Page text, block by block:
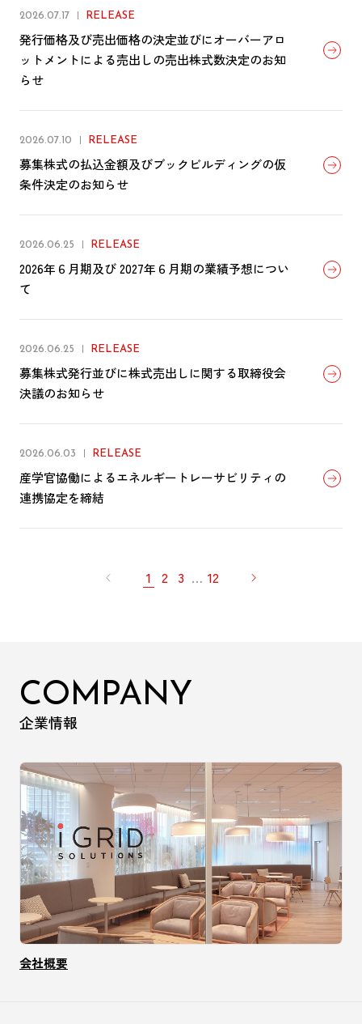
2026.07.17 RELEASE
発行価格及び売出価格の決定並びにオーバーアロ
ットメントによる売出しの売出株式数決定のお知
らせ
2026.07.10 RELEASE
募集株式の払込金額及びブックビルディングの仮
条件決定のお知らせ
2026.06.25 RELEASE
2026年６月期及び 2027年６月期の業績予想につい
て
2026.06.25 RELEASE
募集株式発行並びに株式売出しに関する取締役会
決議のお知らせ
2026.06.03 RELEASE
産学官協働によるエネルギートレーサビリティの
連携協定を締結
1 2 3 … 12
COMPANY
企業情報
会社概要